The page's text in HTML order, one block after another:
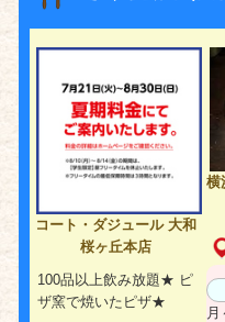
コート・ダジュール 大和
桜ヶ丘本店
100品以上飲み放題★ ピ
ザ窯で焼いたピザ★
横